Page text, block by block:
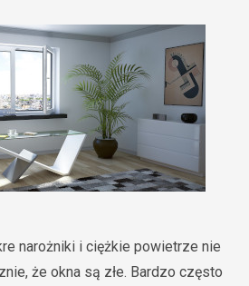
narożniki i ciężkie powietrze nie
że okna są złe. Bardzo często